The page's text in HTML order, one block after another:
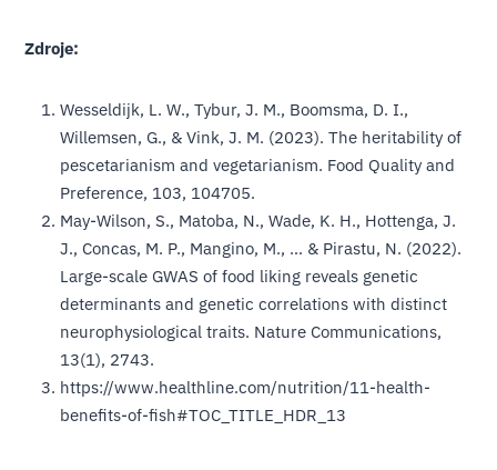
Zdroje:
Wesseldijk, L. W., Tybur, J. M., Boomsma, D. I.,
Willemsen, G., & Vink, J. M. (2023). The heritability of
pescetarianism and vegetarianism. Food Quality and
Preference, 103, 104705.
May-Wilson, S., Matoba, N., Wade, K. H., Hottenga, J.
J., Concas, M. P., Mangino, M., … & Pirastu, N. (2022).
Large-scale GWAS of food liking reveals genetic
determinants and genetic correlations with distinct
neurophysiological traits. Nature Communications,
13(1), 2743.
https://www.healthline.com/nutrition/11-health-
benefits-of-fish#TOC_TITLE_HDR_13